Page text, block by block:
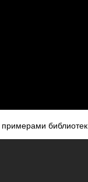
примерами библиотек